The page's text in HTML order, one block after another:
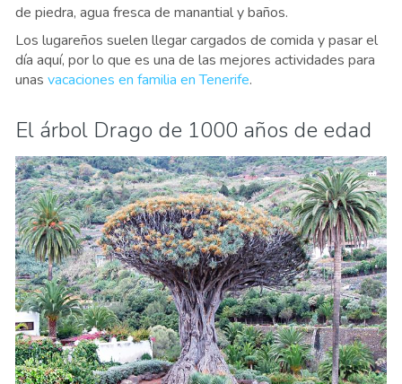
de piedra, agua fresca de manantial y baños.
Los lugareños suelen llegar cargados de comida y pasar el
día aquí, por lo que es una de las mejores actividades para
unas vacaciones en familia en Tenerife.
El árbol Drago de 1000 años de edad